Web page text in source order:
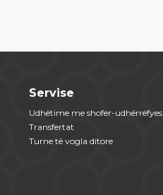
Servise
Udhëtime me shofer-udhërrëfyes
Transfertat
Turne të vogla ditore